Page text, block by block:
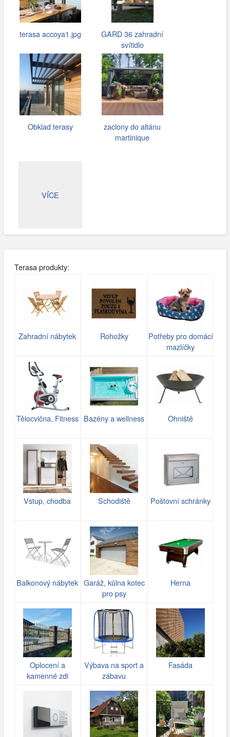
terasa accoya1.jpg
GARD 36 zahradní
svítidlo
Obklad terasy
zaclony do altánu
martinique
VÍCE
Terasa produkty:
Zahradní nábytek Rohožky
Potřeby pro domácí
mazlíčky
Tělocvična, Fitness Bazény a wellness Ohniště
Vstup, chodba Schodiště Poštovní schránky
Balkonový nábytek Garáž, kůlna kotec
pro psy
Herna
Oplocení a
kamenné zdi
Výbava na sport a
zábavu
Fasáda